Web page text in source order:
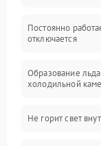
Постоянно
отключается
Образование
холодильной
Не горит свет